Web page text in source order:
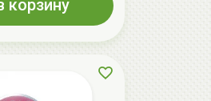
корзину